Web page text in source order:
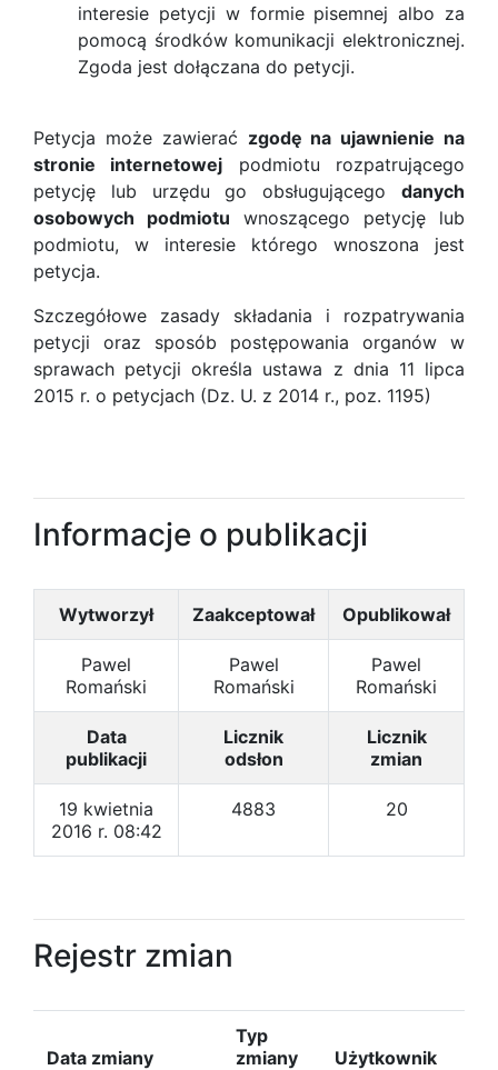
interesie petycji w formie pisemnej albo za
pomocą środków komunikacji elektronicznej.
Zgoda jest dołączana do petycji.
Petycja może zawierać zgodę na ujawnienie na
stronie internetowej podmiotu rozpatrującego
petycję lub urzędu go obsługującego danych
osobowych podmiotu wnoszącego petycję lub
podmiotu, w interesie którego wnoszona jest
petycja.
Szczegółowe zasady składania i rozpatrywania
petycji oraz sposób postępowania organów w
sprawach petycji określa ustawa z dnia 11 lipca
2015 r. o petycjach (Dz. U. z 2014 r., poz. 1195)
Informacje o publikacji
Wytworzył Zaakceptował Opublikował
Pawel
Romański
Pawel
Romański
Pawel
Romański
Data
publikacji
Licznik
odsłon
Licznik
zmian
19 kwietnia
2016 r. 08:42
4883 20
Rejestr zmian
Data zmiany
Typ
zmiany
Użytkownik